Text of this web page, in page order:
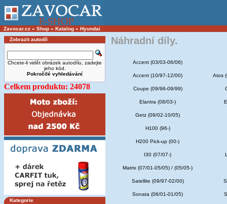
Zavocar.cz » Shop » Katalog » Hyundai
Zobrazit autodíl
Chcete-li vidět obrázek autodílu, zadejte
jeho kód.
Pokročilé vyhledávání
Celkem produktu: 24078
Kategorie
Náhradní díly.
Accent (03/03-06/06)
Accent (10/97-12/00) Atos
Coupe (09/96-09/99)
Elantra (08/03-)
Getz (09/02-10/05)
H100 (96-)
H200 Pick-up (00-)
I30 (07/07-)
Matrix (07/01-05/05) / (05/05-)
Satellite (09/97-02/00)
Sonata (06/01-01/05)